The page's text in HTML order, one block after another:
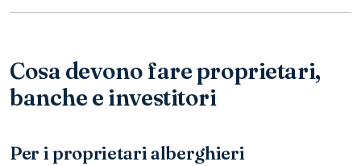
Cosa devono fare proprietari,
banche e investitori
Per i proprietari alberghieri